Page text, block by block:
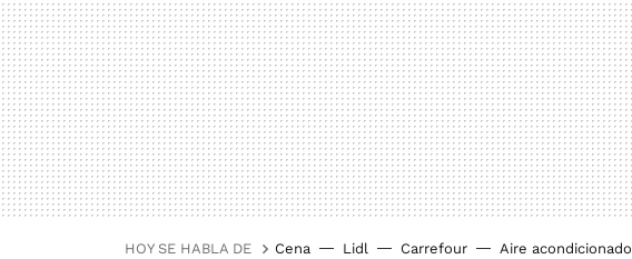
HOY SE HABLA DE Cena Lidl Carrefour Aire acondicionado